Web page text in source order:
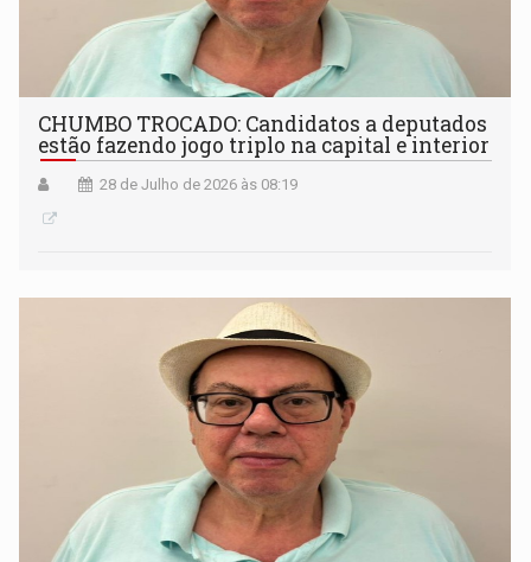
CHUMBO TROCADO: Candidatos a deputados
estão fazendo jogo triplo na capital e interior
28 de Julho de 2026 às 08:19